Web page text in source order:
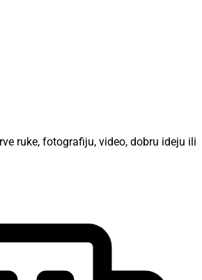
ruke, fotografiju, video, dobru ideju ili